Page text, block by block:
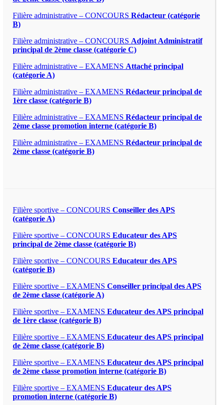
Filière administrative – CONCOURS Rédacteur (catégorie
B)
Filière administrative – CONCOURS Adjoint Administratif
principal de 2ème classe (catégorie C)
Filière administrative – EXAMENS Attaché principal
(catégorie A)
Filière administrative – EXAMENS Rédacteur principal de
1ère classe (catégorie B)
Filière administrative – EXAMENS Rédacteur principal de
2ème classe promotion interne (catégorie B)
Filière administrative – EXAMENS Rédacteur principal de
2ème classe (catégorie B)
Filière sportive – CONCOURS Conseiller des APS
(catégorie A)
Filière sportive – CONCOURS Educateur des APS
principal de 2ème classe (catégorie B)
Filière sportive – CONCOURS Educateur des APS
(catégorie B)
Filière sportive – EXAMENS Conseiller principal des APS
de 2ème classe (catégorie A)
Filière sportive – EXAMENS Educateur des APS principal
de 1ère classe (catégorie B)
Filière sportive – EXAMENS Educateur des APS principal
de 2ème classe (catégorie B)
Filière sportive – EXAMENS Educateur des APS principal
de 2ème classe promotion interne (catégorie B)
Filière sportive – EXAMENS Educateur des APS
promotion interne (catégorie B)